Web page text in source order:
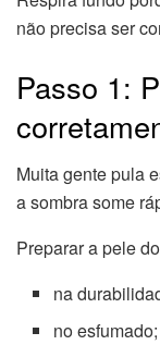
não precisa ser
Passo 1:
Muita gente pula
a sombra some
Preparar a pele
na
no esfumado;